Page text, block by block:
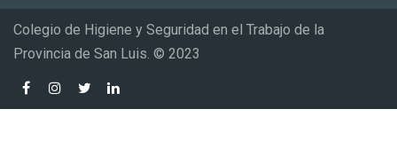
Colegio de Higiene y Seguridad en el Trabajo de la
Provincia de San Luis. © 2023